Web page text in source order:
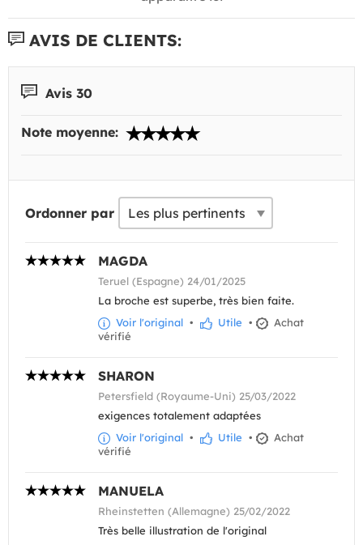
AVIS DE CLIENTS:
Avis 30
Note moyenne:
Ordonner par
MAGDA
Teruel (Espagne) 24/01/2025
La broche est superbe, très bien faite.
Voir l'original • Utile •
Achat
vérifié
SHARON
Petersfield (Royaume-Uni) 25/03/2022
exigences totalement adaptées
Voir l'original • Utile •
Achat
vérifié
MANUELA
Rheinstetten (Allemagne) 25/02/2022
Très belle illustration de l'original